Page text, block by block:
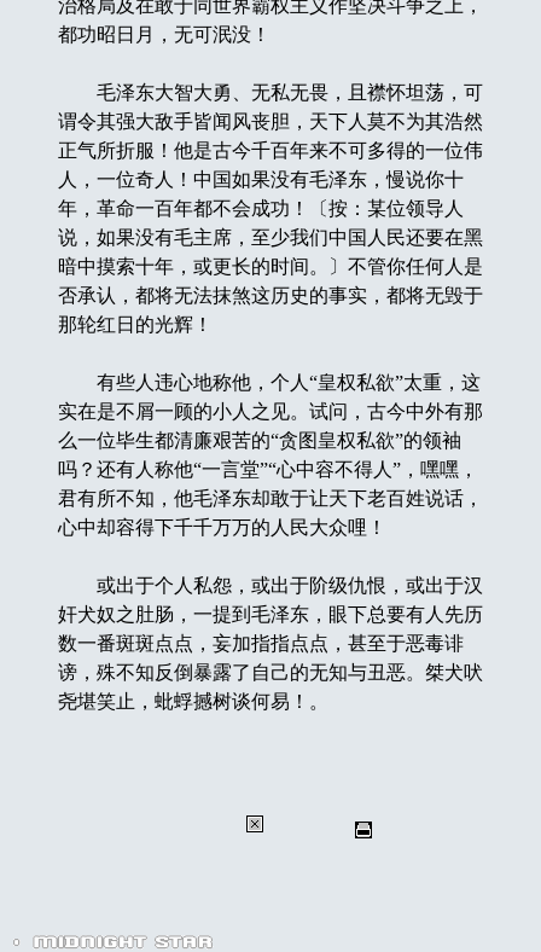
治格局及在敢于同世界霸权主义作坚决斗争之上，
都功昭日月，无可泯没！
毛泽东大智大勇、无私无畏，且襟怀坦荡，可
谓令其强大敌手皆闻风丧胆，天下人莫不为其浩然
正气所折服！他是古今千百年来不可多得的一位伟
人，一位奇人！中国如果没有毛泽东，慢说你十
年，革命一百年都不会成功！〔按：某位领导人
说，如果没有毛主席，至少我们中国人民还要在黑
暗中摸索十年，或更长的时间。〕不管你任何人是
否承认，都将无法抹煞这历史的事实，都将无毁于
那轮红日的光辉！
有些人违心地称他，个人“皇权私欲”太重，这
实在是不屑一顾的小人之见。试问，古今中外有那
么一位毕生都清廉艰苦的“贪图皇权私欲”的领袖
吗？还有人称他“一言堂”“心中容不得人”，嘿嘿，
君有所不知，他毛泽东却敢于让天下老百姓说话，
心中却容得下千千万万的人民大众哩！
或出于个人私怨，或出于阶级仇恨，或出于汉
奸犬奴之肚肠，一提到毛泽东，眼下总要有人先历
数一番斑斑点点，妄加指指点点，甚至于恶毒诽
谤，殊不知反倒暴露了自己的无知与丑恶。桀犬吠
尧堪笑止，蚍蜉撼树谈何易！。